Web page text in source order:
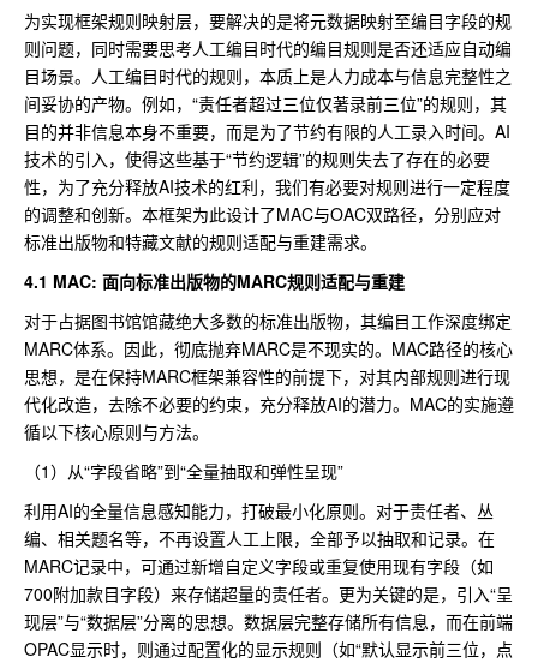
为实现框架规则映射层，要解决的是将元数据映射至编目字段的规
则问题，同时需要思考人工编目时代的编目规则是否还适应自动编
目场景。人工编目时代的规则，本质上是人力成本与信息完整性之
间妥协的产物。例如，“责任者超过三位仅著录前三位”的规则，其
目的并非信息本身不重要，而是为了节约有限的人工录入时间。AI
技术的引入，使得这些基于“节约逻辑”的规则失去了存在的必要
性，为了充分释放AI技术的红利，我们有必要对规则进行一定程度
的调整和创新。本框架为此设计了MAC与OAC双路径，分别应对
标准出版物和特藏文献的规则适配与重建需求。
4.1 MAC: 面向标准出版物的MARC规则适配与重建
对于占据图书馆馆藏绝大多数的标准出版物，其编目工作深度绑定
MARC体系。因此，彻底抛弃MARC是不现实的。MAC路径的核心
思想，是在保持MARC框架兼容性的前提下，对其内部规则进行现
代化改造，去除不必要的约束，充分释放AI的潜力。MAC的实施遵
循以下核心原则与方法。
（1）从“字段省略”到“全量抽取和弹性呈现”
利用AI的全量信息感知能力，打破最小化原则。对于责任者、丛
编、相关题名等，不再设置人工上限，全部予以抽取和记录。在
MARC记录中，可通过新增自定义字段或重复使用现有字段（如
700附加款目字段）来存储超量的责任者。更为关键的是，引入“呈
现层”与“数据层”分离的思想。数据层完整存储所有信息，而在前端
OPAC显示时，则通过配置化的显示规则（如“默认显示前三位，点